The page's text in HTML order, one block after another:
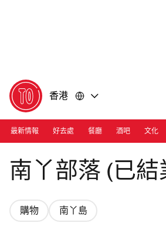
香港
最新情報 好去處 餐廳 酒吧 文化
Photograph: Mabel Lui
南丫部落 (已結
購物 南丫島